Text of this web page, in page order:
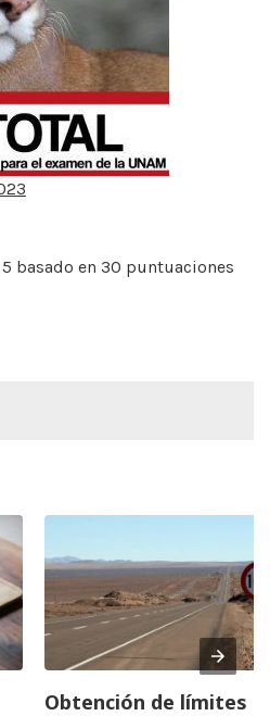
basado en 30 puntuaciones
Obtención de límites